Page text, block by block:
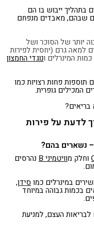
בתהליך ייבוש בו הם
שבהם, מאבדים מנפחם
יותר של הסוכר ושל
למאה גרם (יחסית לפירות
המינרלים ונוגדי החמצון
תוספות פחות רצויות כמו
המכילים גופרית.
לדעת על פירות
– נשארים בהם?
וחלק מוויטמיני B נהרסים
במינרלים כמו סידן,
בכמות גבוהה במיוחד
לבריאות העצם, למניעת